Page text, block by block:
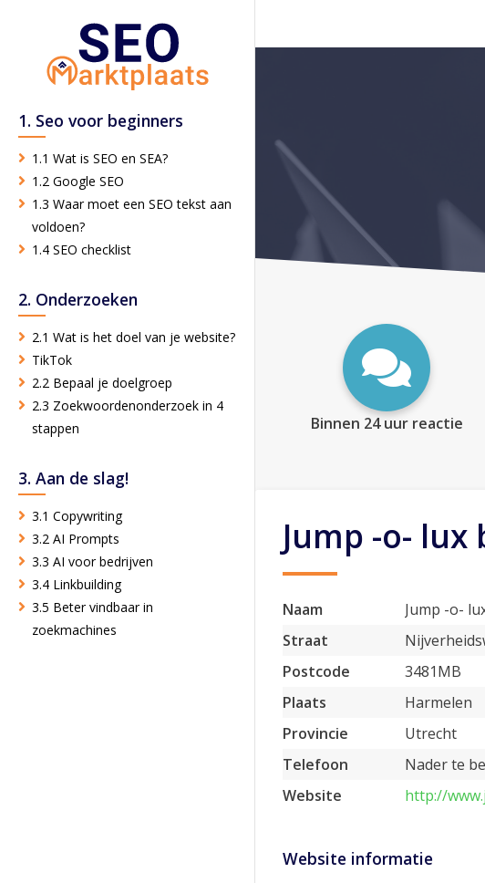
1. Seo voor beginners
1.1 Wat is SEO en SEA?
1.2 Google SEO
1.3 Waar moet een SEO tekst aan
voldoen?
1.4 SEO checklist
2. Onderzoeken
2.1 Wat is het doel van je website?
TikTok
2.2 Bepaal je doelgroep
2.3 Zoekwoordenonderzoek in 4
stappen
3. Aan de slag!
3.1 Copywriting
3.2 AI Prompts
3.3 AI voor bedrijven
3.4 Linkbuilding
3.5 Beter vindbaar in
zoekmachines
Binnen 24 uur reactie
Jump -o- lux
Naam
Jump -o-
Straat
Postcode
3481MB
Plaats
Harmelen
Provincie
Utrecht
Telefoon
Nader te
Website
http://
Website informatie